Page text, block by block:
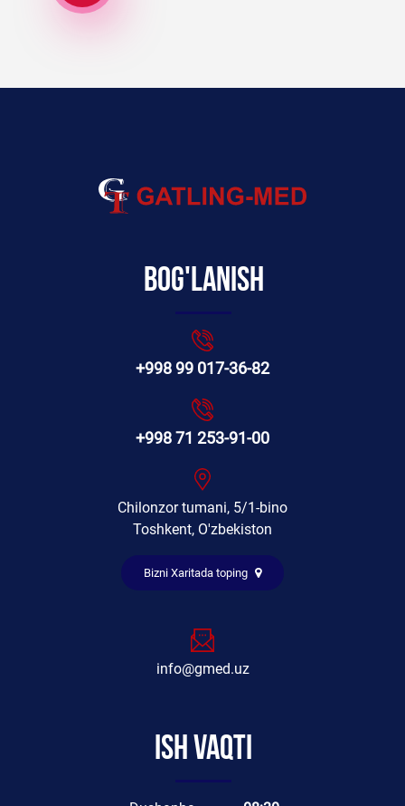
Bog'lanish
+998 99 017-36-82
+998 71 253-91-00
Chilonzor tumani, 5/1-bino
Toshkent, O'zbekiston
Bizni Xaritada toping
info@gmed.uz
Ish vaqti